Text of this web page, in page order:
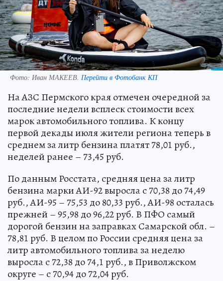
Фото: Иван МАКЕЕВ. Перейти в Фотобанк КП
На АЗС Пермского края отмечен очередной за
последние недели всплеск стоимости всех
марок автомобильного топлива. К концу
первой декады июля жители региона теперь в
среднем за литр бензина платят 78,01 руб.,
неделей ранее – 73,45 руб.
По данным Росстата, средняя цена за литр
бензина марки АИ-92 выросла с 70,38 до 74,49
руб., АИ-95 – 75,53 до 80,33 руб., АИ-98 осталась
прежней – 95,98 до 96,22 руб. В ПФО самый
дорогой бензин на заправках Самарской обл. –
78,81 руб. В целом по России средняя цена за
литр автомобильного топлива за неделю
выросла с 72,38 до 74,1 руб., в Приволжском
округе – с 70,94 до 72,04 руб.